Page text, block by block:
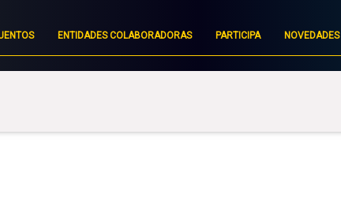
ENTIDADES COLABORADORAS PARTICIPA NOVEDADES